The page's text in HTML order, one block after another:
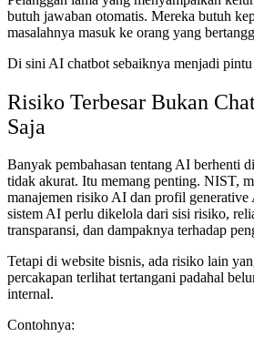
butuh jawaban otomatis. Mereka butuh
masalahnya masuk ke orang yang
Di sini AI chatbot sebaiknya menjadi
Risiko Terbesar Bukan
Saja
Banyak pembahasan tentang AI berhenti
tidak akurat. Itu memang penting. NIST,
manajemen risiko AI dan profil generative
sistem AI perlu dikelola dari sisi risiko,
transparansi, dan dampaknya terhadap
Tetapi di website bisnis, ada risiko lain
percakapan terlihat tertangani padahal
internal.
Contohnya: